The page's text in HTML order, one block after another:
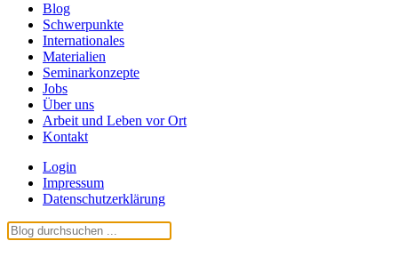
Blog
Schwerpunkte
Internationales
Materialien
Seminarkonzepte
Jobs
Über uns
Arbeit und Leben vor Ort
Kontakt
Login
Impressum
Datenschutzerklärung